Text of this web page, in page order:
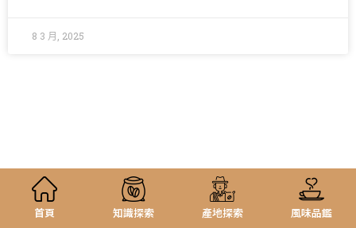
8 3 月, 2025
首頁 知識探索 產地探索 風味品鑑